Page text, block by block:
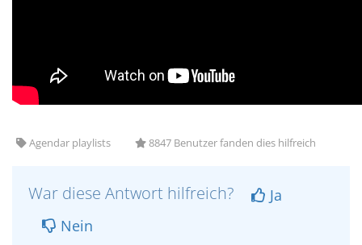
Agendar playlists 8847 Benutzer fanden dies hilfreich
War diese Antwort hilfreich?
Ja
Nein